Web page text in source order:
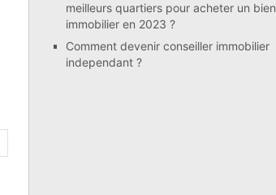
meilleurs quartiers pour acheter un bien
immobilier en 2023 ?
Comment devenir conseiller immobilier
independant ?